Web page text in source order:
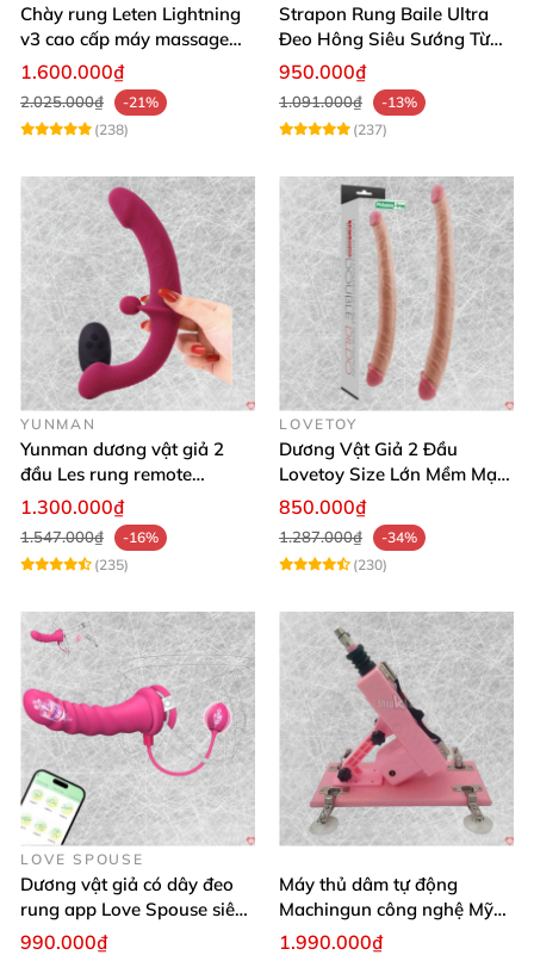
Chày rung Leten Lightning
v3 cao cấp máy massage
kích thích mạnh
1.600.000₫
2.025.000₫
-21%
(238)
Strapon Rung Baile Ultra
Đeo Hông Siêu Sướng Từ
Xa
950.000₫
1.091.000₫
-13%
(237)
YUNMAN
Yunman dương vật giả 2
đầu Les rung remote
silicone mềm mại
1.300.000₫
1.547.000₫
-16%
(235)
LOVETOY
Dương Vật Giả 2 Đầu
Lovetoy Size Lớn Mềm Mại
Uốn Cong Kháng Khuẩn
850.000₫
1.287.000₫
-34%
(230)
LOVE SPOUSE
Dương vật giả có dây đeo
rung app Love Spouse siêu
kích thích cho Les
990.000₫
Máy thủ dâm tự động
Machingun công nghệ Mỹ
kích thích cực mạnh
1.990.000₫